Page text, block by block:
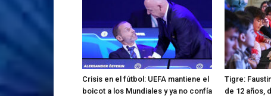
Crisis en el fútbol: UEFA mantiene el
boicot a los Mundiales y ya no confía
Tigre:
de 12 años,